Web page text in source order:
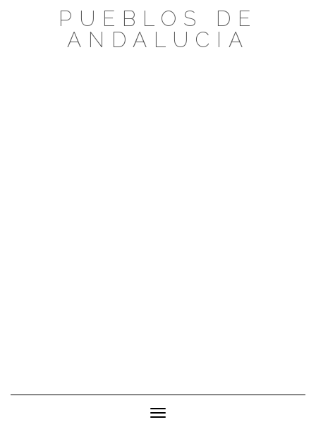
PUEBLOS DE
ANDALUCIA
Cambiar modo de navegación